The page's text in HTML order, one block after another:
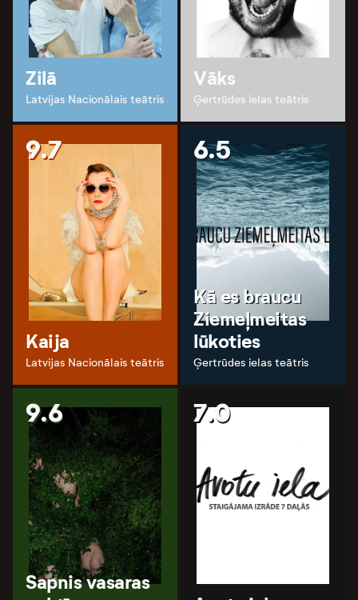
Zilā
Latvijas Nacionālais teātris
Vāks
Ģertrūdes ielas teātris
9.7
Kaija
Latvijas Nacionālais teātris
6.5
Kā es braucu
Ziemeļmeitas
lūkoties
Ģertrūdes ielas teātris
9.6
Sapnis vasaras
7.0